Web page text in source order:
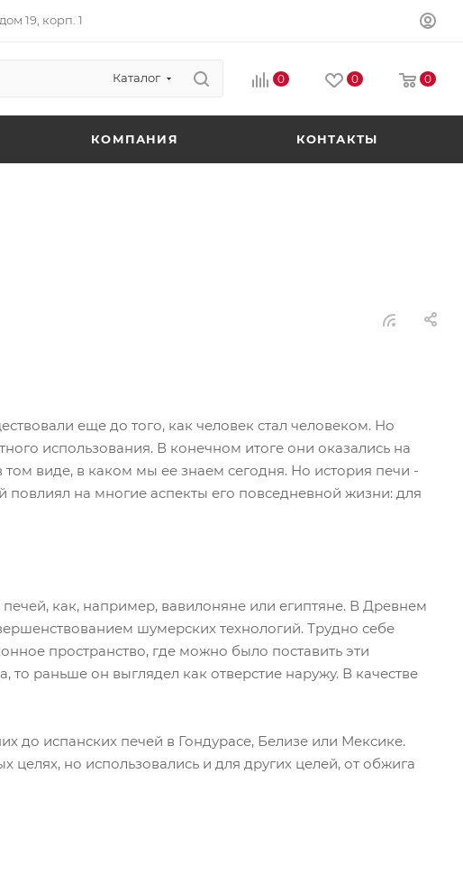
19, корп. 1
Каталог 0 0 0
КОМПАНИЯ КОНТАКТЫ
еще до того, как человек стал человеком. Но
использования. В конечном итоге они оказались на
виде, в каком мы ее знаем сегодня. Но история печи -
повлиял на многие аспекты его повседневной жизни: для
как, например, вавилоняне или египтяне. В Древнем
шумерских технологий. Трудно себе
пространство, где можно было поставить эти
раньше он выглядел как отверстие наружу. В качестве
до испанских печей в Гондурасе, Белизе или Мексике.
но использовались и для других целей, от обжига